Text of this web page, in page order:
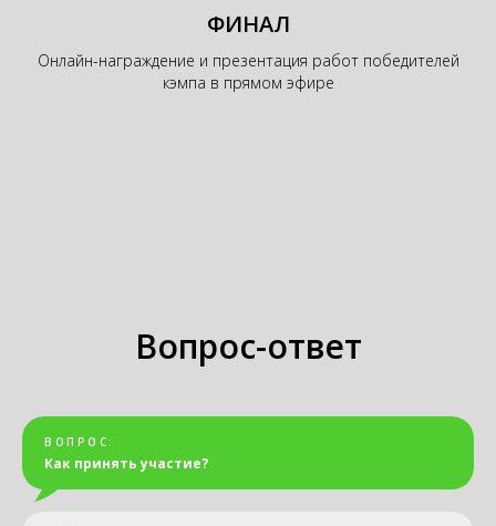
ФИНАЛ
Онлайн-награждение и презентация работ победителей
кэмпа в прямом эфире
Вопрос-ответ
ВОПРОС:
Как принять участие?